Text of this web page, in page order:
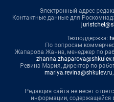
Электронный адрес
Контактные данные для
Техподдержка:
По вопросам
Жапарова Жанна, менеджер по
Ревина Мария, директор по
mariya.revina@shkulev.ru
Редакция сайта не несет
информации, содержащейся